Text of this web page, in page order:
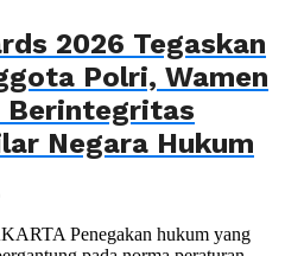
2026 Tegaskan
Polri, Wamen
Berintegritas
Negara Hukum
Penegakan hukum yang